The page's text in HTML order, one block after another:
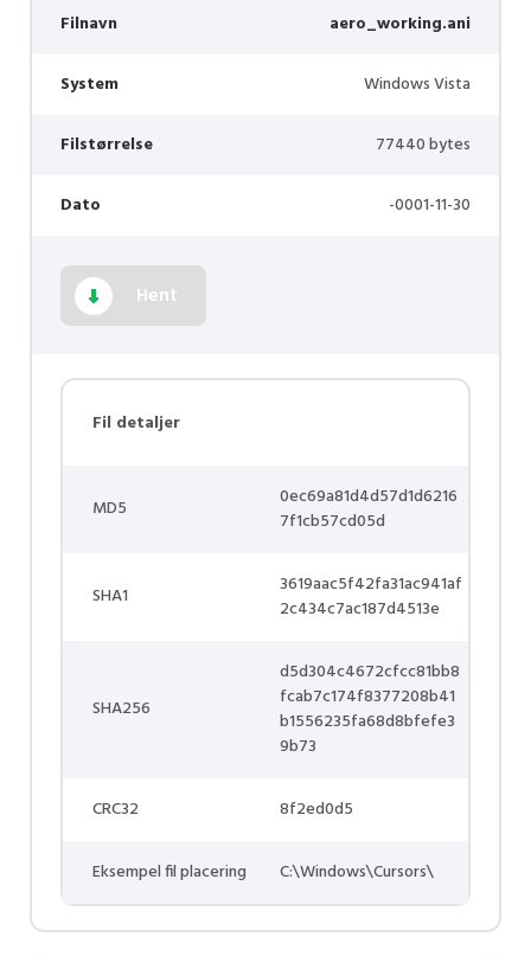
Filnavn aero_working.ani
System Windows Vista
Filstørrelse 77440 bytes
Dato -0001-11-30
Hent
Fil detaljer
MD5
0ec69a81d4d57d1d6216
7f1cb57cd05d
SHA1
3619aac5f42fa31ac941af
2c434c7ac187d4513e
SHA256
d5d304c4672cfcc81bb8
fcab7c174f8377208b41
b1556235fa68d8bfefe3
9b73
CRC32 8f2ed0d5
Eksempel fil placering C:\Windows\Cursors\